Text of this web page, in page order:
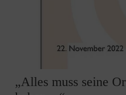
„Alles muss seine